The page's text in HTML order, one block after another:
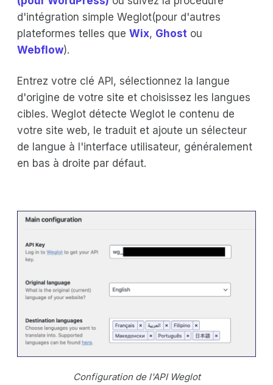
d'intégration simple Weglot(pour d'autres
plateformes telles que Wix, Ghost ou
Webflow).
Entrez votre clé API, sélectionnez la langue
d'origine de votre site et choisissez les langues
cibles. Weglot détecte Weglot le contenu de
votre site web, le traduit et ajoute un sélecteur
de langue à l'interface utilisateur, généralement
en bas à droite par défaut.
Configuration de l'API Weglot